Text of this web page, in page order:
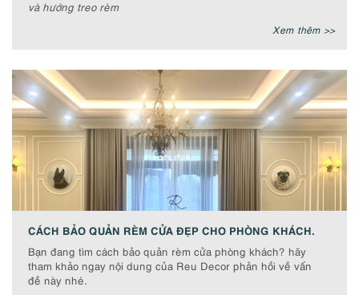
và hướng treo rèm
Xem thêm >>
CÁCH BẢO QUẢN RÈM CỬA ĐẸP CHO PHÒNG KHÁCH.
Bạn đang tìm cách bảo quản rèm cửa phòng khách? hãy
tham khảo ngay nội dung của Reu Decor phản hồi về vấn
đề này nhé.